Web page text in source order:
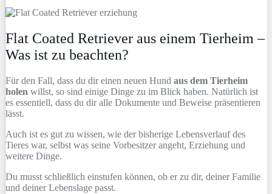
Flat Coated Retriever aus einem Tierheim –
Was ist zu beachten?
Für den Fall, dass du dir einen neuen Hund aus dem Tierheim
holen willst, so sind einige Dinge zu im Blick haben. Natürlich ist
es essentiell, dass du dir alle Dokumente und Beweise präsentieren
lässt.
Auch ist es gut zu wissen, wie der bisherige Lebensverlauf des
Tieres war, selbst was seine Vorbesitzer angeht, Erziehung und
weitere Dinge.
Du musst schließlich einstufen können, ob er zu dir, deiner Familie
und deiner Lebenslage passt.